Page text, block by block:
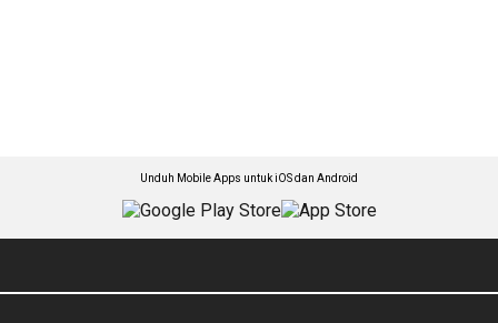
Unduh Mobile Apps untuk iOS dan Android